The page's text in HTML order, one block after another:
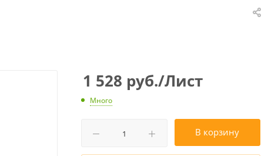
1 528 руб./Лист
Много
В корзину